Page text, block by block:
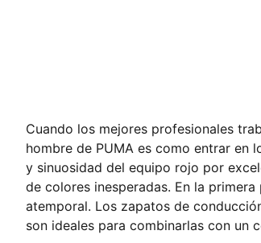
Cuando los mejores profesionales
hombre de PUMA es como entrar en
y sinuosidad del equipo rojo por
de colores inesperadas. En la
atemporal. Los zapatos de
son ideales para combinarlas con un